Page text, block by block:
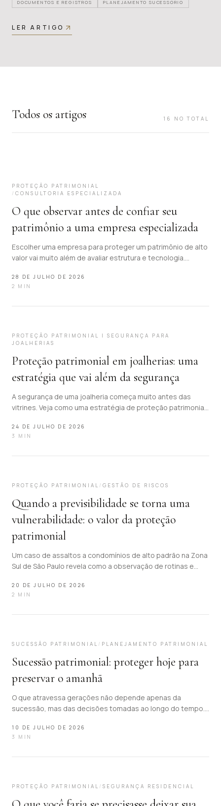
DOCUMENTOS E REGISTROS PLANEJAMENTO SUCESSÓRIO
LER ARTIGO
Todos os artigos 16 NO TOTAL
PROTEÇÃO PATRIMONIAL
/ CONSULTORIA ESPECIALIZADA
O que observar antes de confiar seu
patrimônio a uma empresa especializada
Escolher uma empresa para proteger um patrimônio de alto
valor vai muito além de avaliar estrutura e tecnologia.
longo do tempo, elementos que revelam se uma operação
está realmente preparada para essa responsabilidade.
28 DE JULHO DE 2026
2 MIN
PROTEÇÃO PATRIMONIAL | SEGURANÇA PARA
JOALHERIAS
Proteção patrimonial em joalherias: uma
estratégia que vai além da segurança
A segurança de uma joalheria começa muito antes das
vitrines. Veja como uma estratégia de proteção patrimonial
movimentação dos ativos de alto valor.
24 DE JULHO DE 2026
3
MIN
PROTEÇÃO PATRIMONIAL / GESTÃO DE RISCOS
Quando a previsibilidade se torna uma
vulnerabilidade: o valor da proteção
patrimonial
Um caso de assaltos a condomínios de alto padrão na Zona
Sul de São Paulo revela como a observação de rotinas e
20 DE JULHO DE 2026
2 MIN
05
SUCESSÃO PATRIMONIAL / PLANEJAMENTO PATRIMONIAL
Sucessão patrimonial: proteger hoje para
preservar o amanhã
O que atravessa gerações não depende apenas da
sucessão, mas das decisões tomadas ao longo do tempo.
patrimônio é parte essencial da construção de um legado
duradouro.
10 DE JULHO DE 2026
3
MIN
PROTEÇÃO PATRIMONIAL / SEGURANÇA RESIDENCIAL